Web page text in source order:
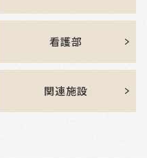
看護部
関連施設